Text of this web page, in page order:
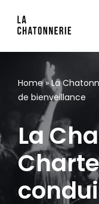
Aller
contenu
Home»La
de bienveillance
La